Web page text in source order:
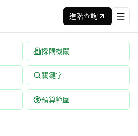
進階查詢
採購機關
關鍵字
預算範圍
黃色人工水晶體採購案 招標公告 |
,外科及矯形設備 | 招標方式：公開